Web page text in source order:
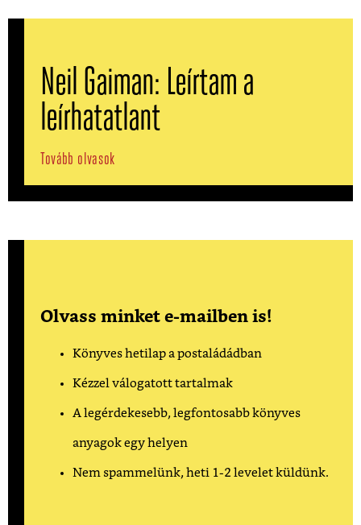
Neil Gaiman: Leírtam a
leírhatatlant
Tovább olvasok
Olvass minket e-mailben is!
Könyves hetilap a postaládádban
Kézzel válogatott tartalmak
A legérdekesebb, legfontosabb könyves
anyagok egy helyen
Nem spammelünk, heti 1-2 levelet küldünk.